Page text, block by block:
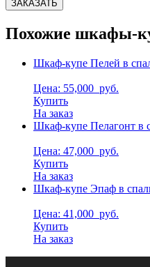
Похожие шкафы-
Шкаф-купе Пелей в
Цена: 55,000 руб.
Купить
На заказ
Шкаф-купе Пелагонт в
Цена: 47,000 руб.
Купить
На заказ
Шкаф-купе Эпаф в
Цена: 41,000 руб.
Купить
На заказ